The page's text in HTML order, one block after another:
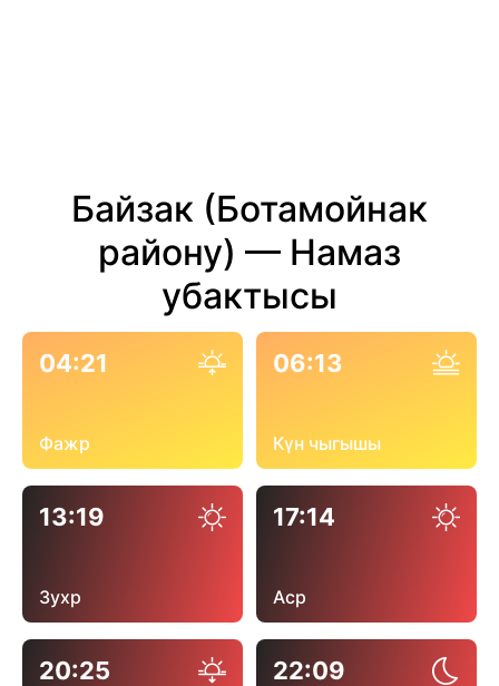
Байзак (Ботамойнак
району) — Намаз
убактысы
04:21
Фажр
06:13
Күн чыгышы
13:19
Зухр
17:14
Аср
20:25 22:09